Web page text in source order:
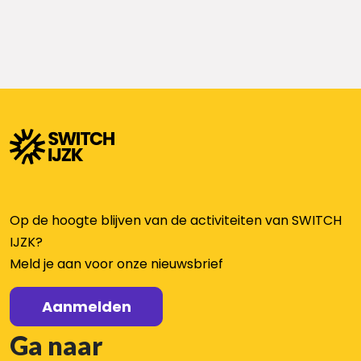
Op de hoogte blijven van de activiteiten van SWITCH
IJZK?
Meld je aan voor onze nieuwsbrief
Aanmelden
Ga naar